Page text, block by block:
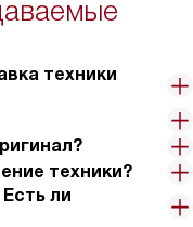
в условиях
техники
техники?
ли